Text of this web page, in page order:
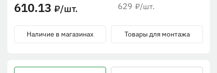
629 ₽/шт.
610.13 ₽/шт.
Наличие в магазинах Товары для монтажа